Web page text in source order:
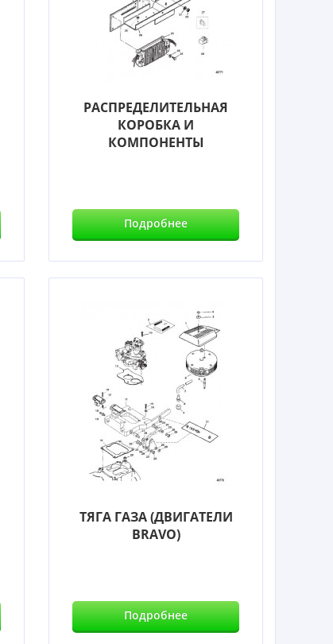
РАСПРЕДЕЛИТЕЛЬНАЯ
КОРОБКА И
КОМПОНЕНТЫ
Подробнее
ТЯГА ГАЗА (ДВИГАТЕЛИ
BRAVO)
Подробнее